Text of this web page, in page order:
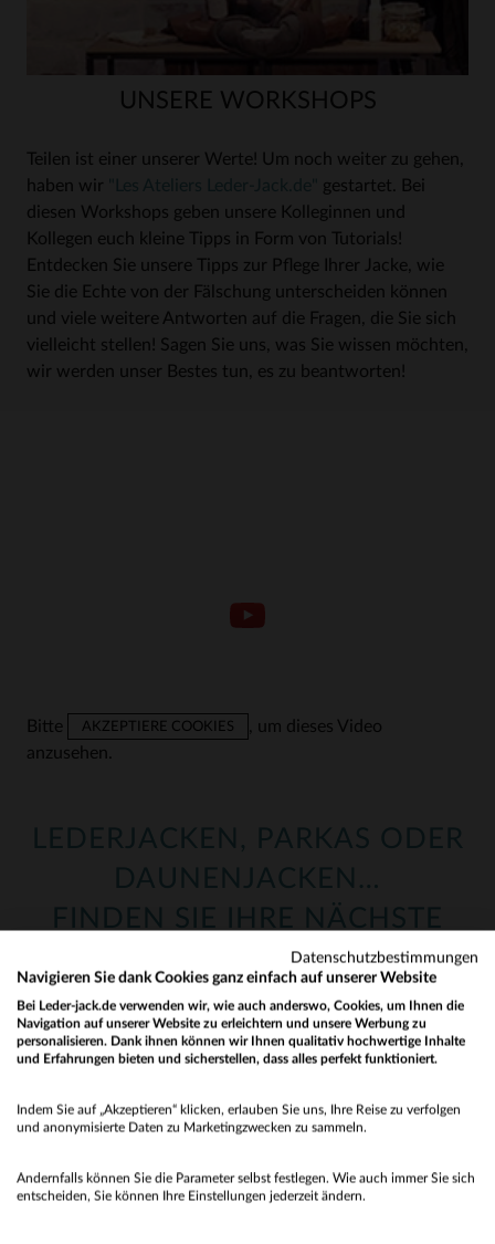
UNSERE WORKSHOPS
Teilen ist einer unserer Werte! Um noch weiter zu gehen,
haben wir
gestartet. Bei
diesen Workshops geben unsere Kolleginnen und
Kollegen euch kleine Tipps in Form von Tutorials!
Entdecken Sie unsere Tipps zur Pflege Ihrer Jacke, wie
Sie die Echte von der Fälschung unterscheiden können
und viele weitere Antworten auf die Fragen, die Sie sich
vielleicht stellen! Sagen Sie uns, was Sie wissen möchten,
wir werden unser Bestes tun, es zu beantworten!
Bitte AKZEPTIERE COOKIES
, um dieses Video
anzusehen.
LEDERJACKEN, PARKAS ODER
DAUNENJACKEN…
FINDEN SIE IHRE NÄCHSTE
JACKE BEI LEDER-JACK.DE!
Egal ob Sie Mann oder Frau sind, bei uns finden Sie
garantiert die Jacke oder den Mantel, die Sie brauchen!
Nachdem Sie oben Ihre Rubrik ausgewählt haben, haben
und fast noch einmal so viele in unserer Textilrubrik!
unseren Perfectos, unseren Bomberjacken oder sogar
von unseren Klassikern verführen!
No
Yes
Datenschutzbestimmungen
Navigieren Sie dank Cookies ganz einfach auf unserer Website
Bei Leder-jack.de verwenden wir, wie auch anderswo, Cookies, um Ihnen die
Navigation auf unserer Website zu erleichtern und unsere Werbung zu
personalisieren. Dank ihnen können wir Ihnen qualitativ hochwertige Inhalte
und Erfahrungen bieten und sicherstellen, dass alles perfekt funktioniert.
Indem Sie auf „Akzeptieren“ klicken, erlauben Sie uns, Ihre Reise zu verfolgen
und anonymisierte Daten zu Marketingzwecken zu sammeln.
Andernfalls können Sie die Parameter selbst festlegen. Wie auch immer Sie sich
entscheiden, Sie können Ihre Einstellungen jederzeit ändern.